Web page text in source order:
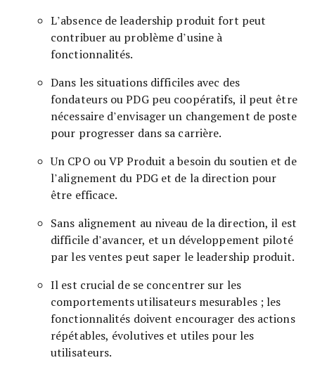
L’absence de leadership produit fort peut
contribuer au problème d’usine à
fonctionnalités.
Dans les situations difficiles avec des
fondateurs ou PDG peu coopératifs, il peut être
nécessaire d’envisager un changement de poste
pour progresser dans sa carrière.
Un CPO ou VP Produit a besoin du soutien et de
l’alignement du PDG et de la direction pour
être efficace.
Sans alignement au niveau de la direction, il est
difficile d’avancer, et un développement piloté
par les ventes peut saper le leadership produit.
Il est crucial de se concentrer sur les
comportements utilisateurs mesurables ; les
fonctionnalités doivent encourager des actions
répétables, évolutives et utiles pour les
utilisateurs.